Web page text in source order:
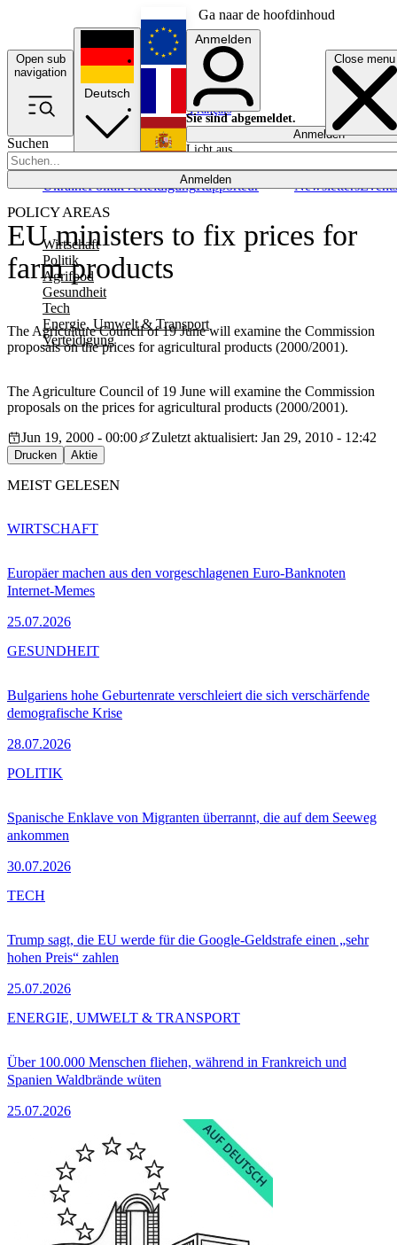
Ga naar de hoofdinhoud
Open sub
navigation
Close menu
Suchen
Anmelden
POLICY AREAS
Wirtschaft
Politik
Agrifood
Gesundheit
Tech
Energie, Umwelt & Transport
Verteidigung
UkrainePolitikVerteidigungRapporteur NewslettersEvents
Deutsch
English
Français
Anmelden
Sie sind abgemeldet.
Anmelden
Licht aus
EU ministers to fix prices for
farm products
The Agriculture Council of 19 June will examine the Commission
proposals on the prices for agricultural products (2000/2001).
The Agriculture Council of 19 June will examine the Commission
proposals on the prices for agricultural products (2000/2001).
Jun 19, 2000 - 00:00
Zuletzt aktualisiert: Jan 29, 2010 - 12:42
Drucken Aktie
MEIST GELESEN
Europäer machen aus den vorgeschlagenen Euro-Banknoten
Internet-Memes
25.07.2026
WIRTSCHAFT
Bulgariens hohe Geburtenrate verschleiert die sich verschärfende
demografische Krise
28.07.2026
GESUNDHEIT
Spanische Enklave von Migranten überrannt, die auf dem Seeweg
ankommen
30.07.2026
POLITIK
Trump sagt, die EU werde für die Google-Geldstrafe einen „sehr
hohen Preis“ zahlen
25.07.2026
TECH
Über 100.000 Menschen fliehen, während in Frankreich und
Spanien Waldbrände wüten
25.07.2026
ENERGIE, UMWELT & TRANSPORT